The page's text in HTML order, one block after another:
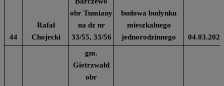
44
Rafał
Chojecki
obr Tumiany
na dz nr
33/55, 33/56
budowa budynku
mieszkalnego
jednorodzinnego
04.03.2024
gm.
Gietrzwałd
obr